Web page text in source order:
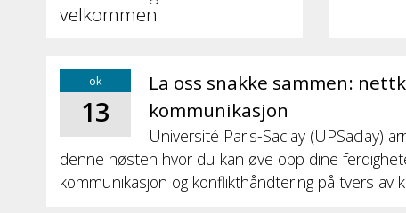
velkommen
ok
13
La oss snakke sammen:
kommunikasjon
Université Paris-Saclay (UPSaclay)
denne høsten hvor du kan øve opp dine
kommunikasjon og konflikthåndtering på tvers av